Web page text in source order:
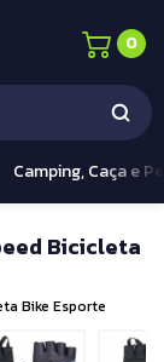
0
Camping, Caça e
Bicicleta